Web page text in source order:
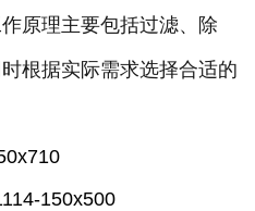
原理主要包括过滤、除
根据实际需求选择合适的
150x500